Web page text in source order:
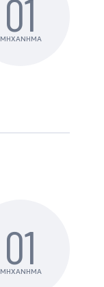
01
ΜΗΧΑΝΗΜΑ
01
ΜΗΧΑΝΗΜΑ